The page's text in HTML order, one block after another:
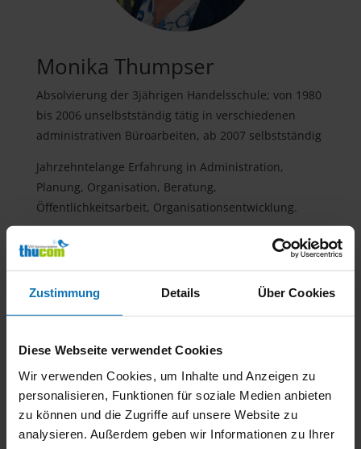
Zustimmung Details Über Cookies
Diese Webseite verwendet Cookies
Wir verwenden Cookies, um Inhalte und Anzeigen zu
personalisieren, Funktionen für soziale Medien anbieten
zu können und die Zugriffe auf unsere Website zu
analysieren. Außerdem geben wir Informationen zu Ihrer
Monika Thumpser
Absolvierung der 3jährigen Handelsschule; von 1980
bis 2006 unselbstständig tätig in verschiedenen
administrativen Büroarbeiten, ab 2007 selbstständig
Jahrzehntelange Erfahrung in Administration,
Planung, Organisation, Beratung,
Öffentlichkeitsarbeit, Organisationsentwicklung.
SYMBOLFIGUR VOGEL